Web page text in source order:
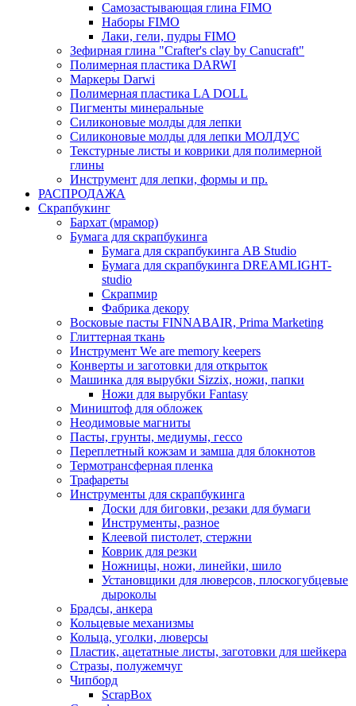
Самозастывающая глина FIMO
Наборы FIMO
Лаки, гели, пудры FIMO
Зефирная глина "Crafter's clay by Canucraft"
Полимерная пластика DARWI
Маркеры Darwi
Полимерная пластика LA DOLL
Пигменты минеральные
Силиконовые молды для лепки
Силиконовые молды для лепки МОЛДУС
Текстурные листы и коврики для полимерной
глины
Инструмент для лепки, формы и пр.
РАСПРОДАЖА
Скрапбукинг
Бархат (мрамор)
Бумага для скрапбукинга
Бумага для скрапбукинга AB Studio
Бумага для скрапбукинга DREAMLIGHT-
studio
Скрапмир
Фабрика декору
Восковые пасты FINNABAIR, Prima Marketing
Глиттерная ткань
Инструмент We are memory keepers
Конверты и заготовки для открыток
Машинка для вырубки Sizzix, ножи, папки
Ножи для вырубки Fantasy
Миништоф для обложек
Неодимовые магниты
Пасты, грунты, медиумы, гессо
Переплетный кожзам и замша для блокнотов
Термотрансферная пленка
Трафареты
Инструменты для скрапбукинга
Доски для биговки, резаки для бумаги
Инструменты, разное
Клеевой пистолет, стержни
Коврик для резки
Ножницы, ножи, линейки, шило
Установщики для люверсов, плоскогубцевые
дыроколы
Брадсы, анкера
Кольцевые механизмы
Кольца, уголки, люверсы
Пластик, ацетатные листы, заготовки для шейкера
Стразы, полужемчуг
Чипборд
ScrapBox